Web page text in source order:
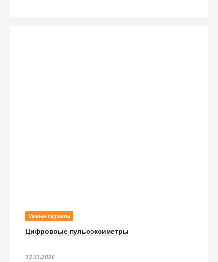
Умные гаджеты
Цифровоые пульсоксиметры
12.11.2020